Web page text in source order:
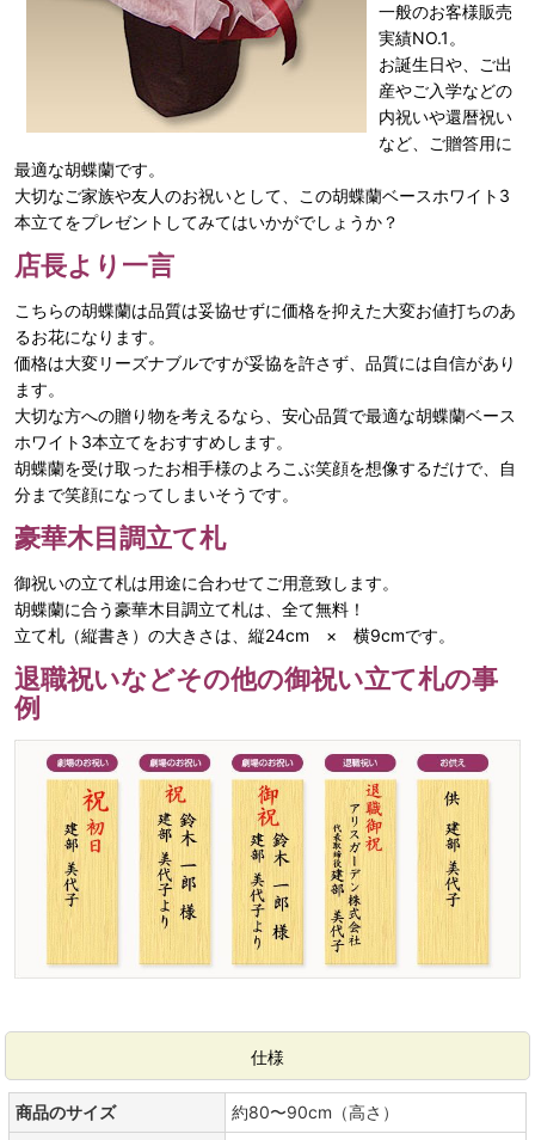
一般のお客様販売
実績NO.1。
お誕生日や、ご出
産やご入学などの
内祝いや還暦祝い
など、ご贈答用に
最適な胡蝶蘭です。
大切なご家族や友人のお祝いとして、この胡蝶蘭ベースホワイト3
本立てをプレゼントしてみてはいかがでしょうか？
店長より一言
こちらの胡蝶蘭は品質は妥協せずに価格を抑えた大変お値打ちのあ
るお花になります。
価格は大変リーズナブルですが妥協を許さず、品質には自信があり
ます。
大切な方への贈り物を考えるなら、安心品質で最適な胡蝶蘭ベース
ホワイト3本立てをおすすめします。
胡蝶蘭を受け取ったお相手様のよろこぶ笑顔を想像するだけで、自
分まで笑顔になってしまいそうです。
豪華木目調立て札
御祝いの立て札は用途に合わせてご用意致します。
胡蝶蘭に合う豪華木目調立て札は、全て無料！
立て札（縦書き）の大きさは、縦24cm × 横9cmです。
退職祝いなどその他の御祝い立て札の事
例
仕様
商品のサイズ 約80〜90cm（高さ）